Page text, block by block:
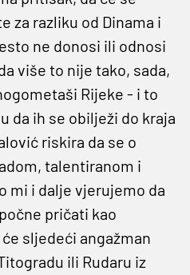
za razliku od Dinama i
ne donosi ili odnosi
više to nije tako, sada,
Rijeke - i to
da ih se obilježi do kraja
riskira da se o
talentiranom i
mi i dalje vjerujemo da
pričati kao
sljedeći angažman
ili Rudaru iz